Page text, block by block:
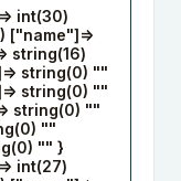
int(30)
["name"]=>
string(16)
string(0) ""
string(0) ""
string(0) ""
""
"" }
int(27)